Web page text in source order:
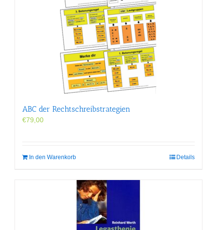
ABC der Rechtschreibstrategien
€79,00
In den Warenkorb Details